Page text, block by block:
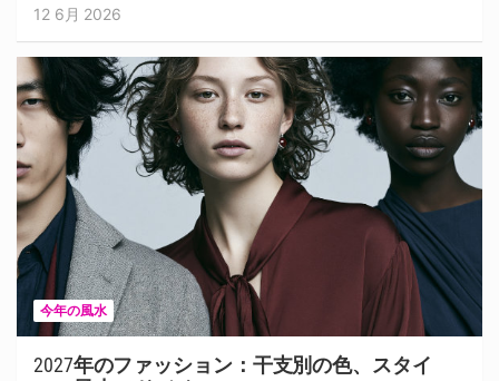
12 6月 2026
今年の風水
2027年のファッション：干支別の色、スタイ